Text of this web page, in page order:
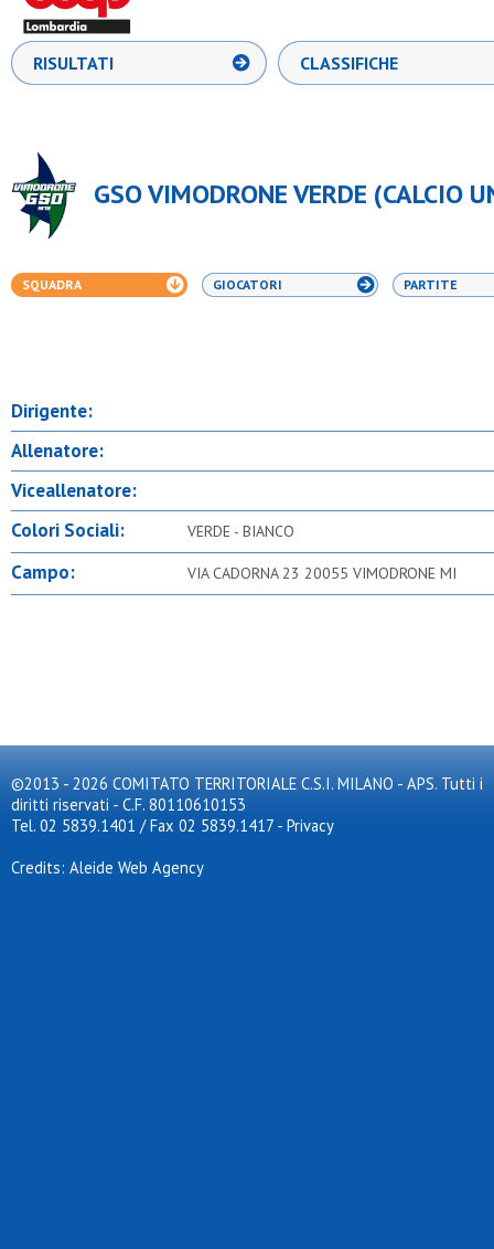
RISULTATI CLASSIFICHE
GSO VIMODRONE VERDE (CALCIO
SQUADRA GIOCATORI PARTITE
Dirigente:
Allenatore:
Viceallenatore:
Colori Sociali:
VERDE - BIANCO
Campo: VIA CADORNA 23 20055 VIMODRONE MI
©2013 - 2026 COMITATO TERRITORIALE C.S.I. MILANO - APS. Tutti i
diritti riservati - C.F. 80110610153
Tel. 02 5839.1401 / Fax 02 5839.1417 - Privacy
Credits: Aleide Web Agency